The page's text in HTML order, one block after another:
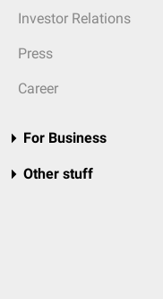
Investor Relations
Press
Career
For Business
Other stuff